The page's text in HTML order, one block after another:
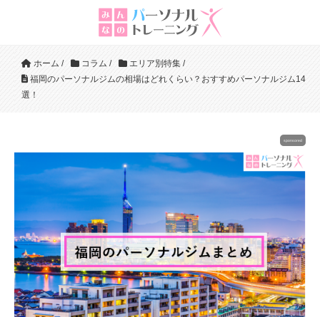
ホーム / コラム / エリア別特集 /
福岡のパーソナルジムの相場はどれくらい？おすすめパーソナルジム14
選！
sponsored